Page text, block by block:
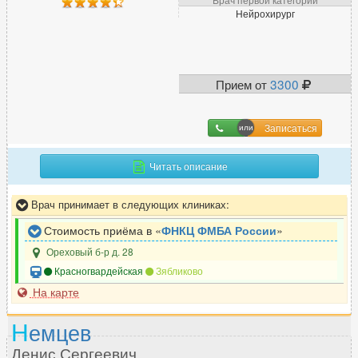
Нейрохирург
Прием от3300
Записаться
Читать описание
Врач принимает в следующих клиниках:
Стоимость приёма в «ФНКЦ ФМБА России»
Ореховый б-р д. 28
Красногвардейская
Зябликово
На карте
Немцев
Денис Сергеевич